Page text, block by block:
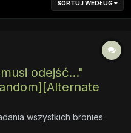
SORTUJ WEDŁUG
odejść..."
wszystkich bronies